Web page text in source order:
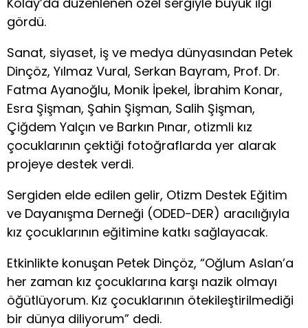
gördü.
Sanat, siyaset, iş ve medya dünyasından Petek
Dinçöz, Yılmaz Vural, Serkan Bayram, Prof. Dr.
Fatma Ayanoğlu, Monik İpekel, İbrahim Konar,
Esra Şişman, Şahin Şişman, Salih Şişman,
Çiğdem Yalçın ve Barkın Pınar, otizmli kız
çocuklarının çektiği fotoğraflarda yer alarak
projeye destek verdi.
Sergiden elde edilen gelir, Otizm Destek Eğitim
ve Dayanışma Derneği (ODED-DER) aracılığıyla
kız çocuklarının eğitimine katkı sağlayacak.
Etkinlikte konuşan Petek Dinçöz, “Oğlum Aslan’a
her zaman kız çocuklarına karşı nazik olmayı
öğütlüyorum. Kız çocuklarının ötekileştirilmediği
bir dünya diliyorum” dedi.